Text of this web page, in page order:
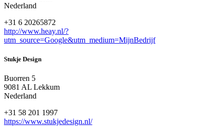
Nederland
+31 6 20265872
http://www.heay.nl/?
utm_source=Google&utm_medium=MijnBedrijf
Stukje Design
Buorren 5
9081 AL Lekkum
Nederland
+31 58 201 1997
https://www.stukjedesign.nl/